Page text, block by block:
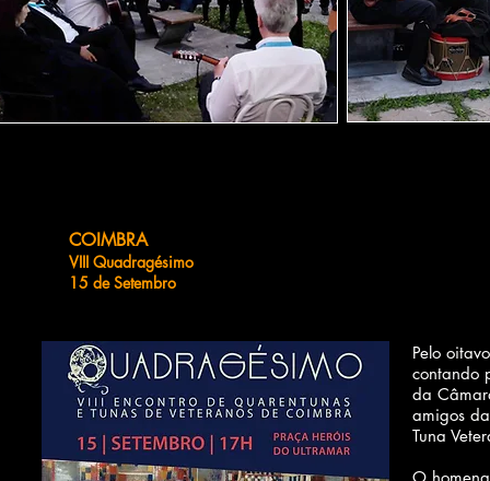
COIMBRA
VIII Quadragésimo
15 de Setembro
Pelo
contando
da
amigos
Tuna